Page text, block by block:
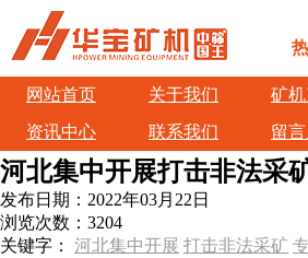
网站首页 关于我们 矿
资讯中心
联系我们 留
河北集中开展打击非法采
发布日期： 2022年03月22日
浏览次数： 3204
关键字： 河北集中开展 打击非法采矿